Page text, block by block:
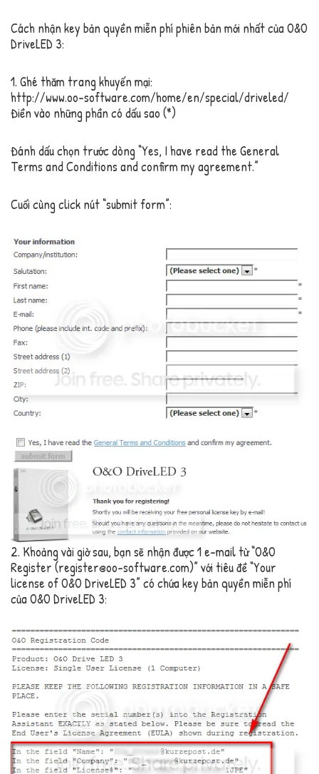
Cách nhận key bản quyền miễn phí phiên bản mới nhất của O&O
DriveLED 3:
1. Ghé thăm trang khuyến mại:
http://www.oo-software.com/home/en/special/driveled/
Điền vào những phần có dấu sao (*)
Đánh dấu chọn trước dòng “Yes, I have read the General
Terms and Conditions and confirm my agreement.”
Cuối cùng click nút “submit form”:
2. Khoảng vài giờ sau, bạn sẽ nhận được 1 e-mail từ “O&O
Register (register@oo-software.com)” với tiêu đề “Your
license of O&O DriveLED 3” có chứa key bản quyền miễn phí
của O&O DriveLED 3: